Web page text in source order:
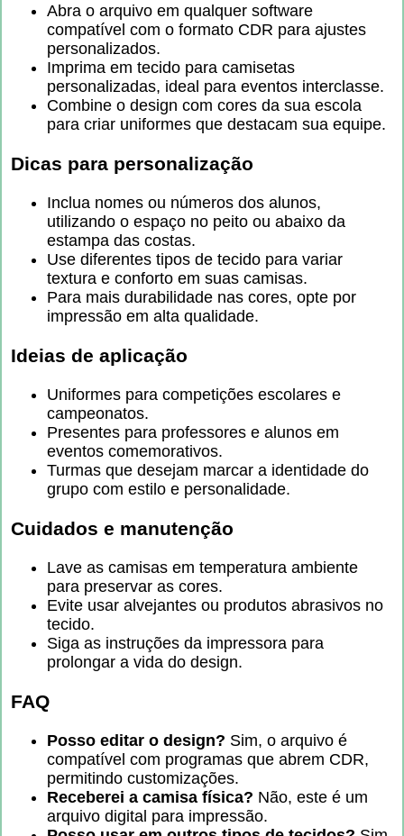
Abra o arquivo em qualquer software
compatível com o formato CDR para ajustes
personalizados.
Imprima em tecido para camisetas
personalizadas, ideal para eventos interclasse.
Combine o design com cores da sua escola
para criar uniformes que destacam sua equipe.
Dicas para personalização
Inclua nomes ou números dos alunos,
utilizando o espaço no peito ou abaixo da
estampa das costas.
Use diferentes tipos de tecido para variar
textura e conforto em suas camisas.
Para mais durabilidade nas cores, opte por
impressão em alta qualidade.
Ideias de aplicação
Uniformes para competições escolares e
campeonatos.
Presentes para professores e alunos em
eventos comemorativos.
Turmas que desejam marcar a identidade do
grupo com estilo e personalidade.
Cuidados e manutenção
Lave as camisas em temperatura ambiente
para preservar as cores.
Evite usar alvejantes ou produtos abrasivos no
tecido.
Siga as instruções da impressora para
prolongar a vida do design.
FAQ
Posso editar o design? Sim, o arquivo é
compatível com programas que abrem CDR,
permitindo customizações.
Receberei a camisa física? Não, este é um
arquivo digital para impressão.